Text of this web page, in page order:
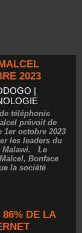
2023
|
téléphonie
prévoit de
1er octobre 2023
les leaders du
Malawi. Le
Bonface
la société
DE LA